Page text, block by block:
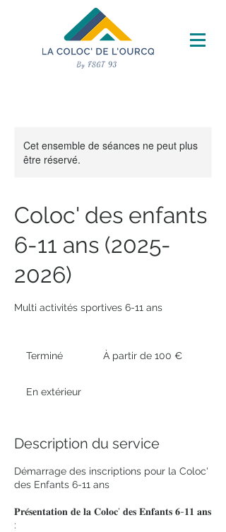
Cet ensemble de séances ne peut plus
être réservé.
Coloc' des enfants
6-11 ans (2025-
2026)
Multi activités sportives 6-11 ans
Terminé
m
é
partir
À partir de 100 €
En extérieur
Description du service
Démarrage des inscriptions pour la Coloc'
des Enfants 6-11 ans
𝐏𝐫𝐞́𝐬𝐞𝐧𝐭𝐚𝐭𝐢𝐨𝐧 𝐝𝐞 𝐥𝐚 𝐂𝐨𝐥𝐨𝐜' 𝐝𝐞𝐬 𝐄𝐧𝐟𝐚𝐧𝐭𝐬 𝟔-𝟏𝟏 𝐚𝐧𝐬
: